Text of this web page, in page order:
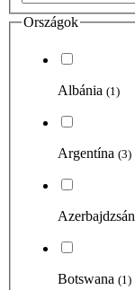
Országok
Albánia (1)
Argentína (3)
Azerbajdzsán
Botswana (1)